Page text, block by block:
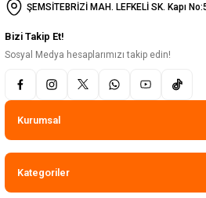
ŞEMSİTEBRİZİ MAH. LEFKELİ SK. Kapı
Bizi Takip Et!
Sosyal Medya hesaplarımızı takip edin!
Kurumsal
Kategoriler